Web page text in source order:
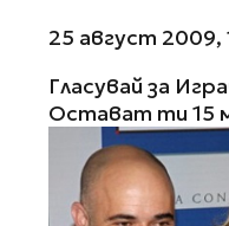
25 август 2009,
Гласувай за
Остават ти 15